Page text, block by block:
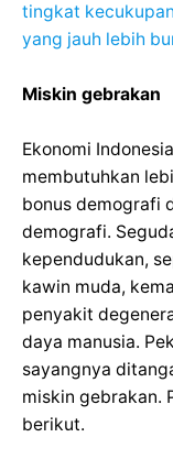
tingkat
yang jauh lebih
Miskin gebrakan
Ekonomi
membutuhkan
bonus demografi
demografi.
kependudukan,
kawin muda,
penyakit
daya manusia.
sayangnya
miskin gebrakan.
berikut.